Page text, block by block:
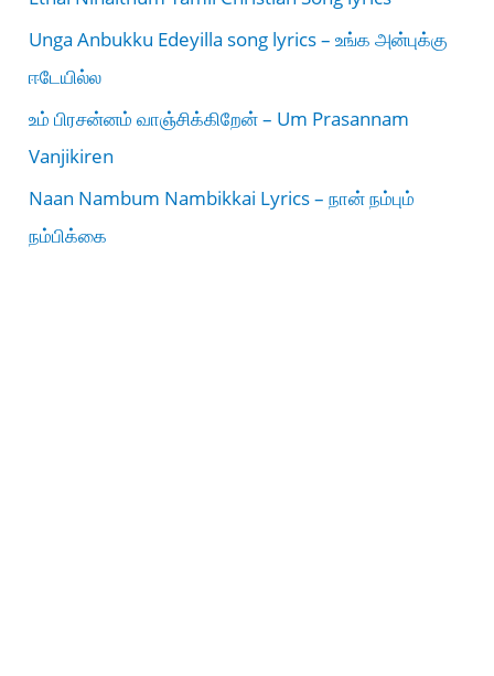
Unga Anbukku Edeyilla song lyrics – உங்க அன்புக்கு
ஈடேயில்ல
உம் பிரசன்னம் வாஞ்சிக்கிறேன் – Um Prasannam
Vanjikiren
Naan Nambum Nambikkai Lyrics – நான் நம்பும்
நம்பிக்கை